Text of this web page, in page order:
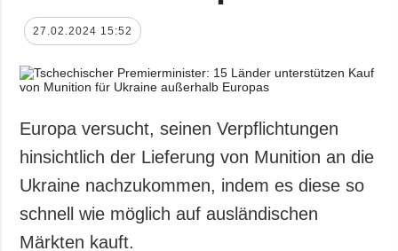
Politik
Wirtschaft
Militär
Kultur
Sport
Kriminalität
Notstand und
Notfälle
personenbezogener
Daten
27.02.2024 15:52
Europa versucht, seinen Verpflichtungen
hinsichtlich der Lieferung von Munition an die
Ukraine nachzukommen, indem es diese so
schnell wie möglich auf ausländischen
Märkten kauft.